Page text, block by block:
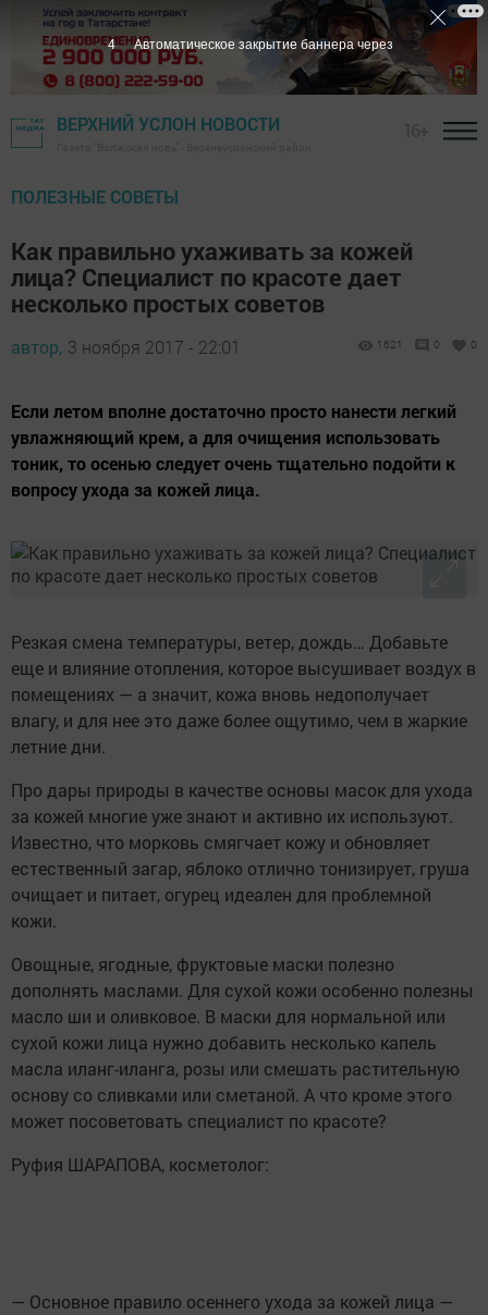
ВЕРХНИЙ УСЛОН НОВОСТИ
ПОЛЕЗНЫЕ СОВЕТЫ
Как правильно ухаживать за кожей
лица? Специалист по красоте дает
несколько простых советов
автор, 3 ноября 2017 - 22:01 1621 0 0
Если летом вполне достаточно просто нанести легкий
увлажняющий крем, а для очищения использовать
тоник, то осенью следует очень тщательно подойти к
вопросу ухода за кожей лица.
Резкая смена температуры, ветер, дождь… Добавьте
еще и влияние отопления, которое высушивает воздух в
помещениях — а значит, кожа вновь недополучает
влагу, и для нее это даже более ощутимо, чем в жаркие
летние дни.
Про дары природы в качестве основы масок для ухода
за кожей многие уже знают и активно их используют.
Известно, что морковь смягчает кожу и обновляет
естественный загар, яблоко отлично тонизирует, груша
очищает и питает, огурец идеален для проблемной
кожи.
Овощные, ягодные, фруктовые маски полезно
дополнять маслами. Для сухой кожи особенно полезны
масло ши и оливковое. В маски для нормальной или
сухой кожи лица нужно добавить несколько капель
масла иланг-иланга, розы или смешать растительную
основу со сливками или сметаной. А что кроме этого
может посоветовать специалист по красоте?
Руфия ШАРАПОВА, косметолог:
— Основное правило осеннего ухода за кожей лица —
3 Автоматическое закрытие баннера через